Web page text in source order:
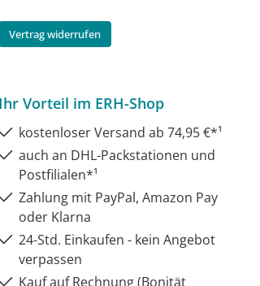
Vertrag widerrufen
Ihr Vorteil im ERH-Shop
kostenloser Versand ab 74,95 €*¹
auch an DHL-Packstationen und
Postfilialen*¹
Zahlung mit PayPal, Amazon Pay
oder Klarna
24-Std. Einkaufen - kein Angebot
verpassen
Kauf auf Rechnung (Bonität